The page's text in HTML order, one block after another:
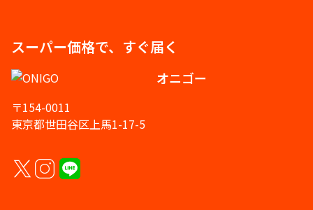
スーパー価格で、すぐ届く
オニゴー
〒154-0011
東京都世田谷区上馬1-17-5